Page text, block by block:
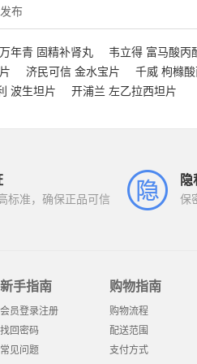
布
万年青 固精补肾丸 韦立得 富马酸丙
济民可信 金水宝片 千威 枸橼
波生坦片 开浦兰 左乙拉西坦片
标准，确保正品可信
隐
保
新手指南
会员登录注册
找回密码
常见问题
购物指南
购物流程
配送范围
支付方式